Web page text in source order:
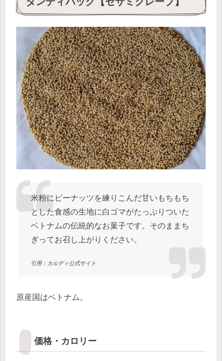
米粉にピーナッツを練りこんだ甘いもちもち
とした食感の生地に白ゴマがたっぷりついた
ベトナムの伝統的なお菓子です。そのままち
ぎってお召し上がりください。
引用：カルディ公式サイト
原産国はベトナム。
価格・カロリー